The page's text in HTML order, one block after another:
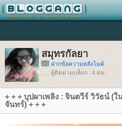
สมุทรกัลยา
ฝากข้อความหลังไมค์
ผู้ติดตามบล็อก : 4 คน
+ + + บุปผาเพลิง : จินตวีร์ วิวัธน์ (
จันทร์) + + +